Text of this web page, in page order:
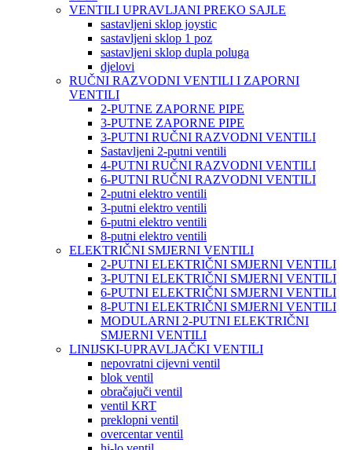
VENTILI UPRAVLJANI PREKO SAJLE
sastavljeni sklop joystic
sastavljeni sklop 1 poz
sastavljeni sklop dupla poluga
djelovi
RUČNI RAZVODNI VENTILI I ZAPORNI
VENTILI
2-PUTNE ZAPORNE PIPE
3-PUTNE ZAPORNE PIPE
3-PUTNI RUČNI RAZVODNI VENTILI
Sastavljeni 2-putni ventili
4-PUTNI RUČNI RAZVODNI VENTILI
6-PUTNI RUČNI RAZVODNI VENTILI
2-putni elektro ventili
3-putni elektro ventili
6-putni elektro ventili
8-putni elektro ventili
ELEKTRIČNI SMJERNI VENTILI
2-PUTNI ELEKTRIČNI SMJERNI VENTILI
3-PUTNI ELEKTRIČNI SMJERNI VENTILI
6-PUTNI ELEKTRIČNI SMJERNI VENTILI
8-PUTNI ELEKTRIČNI SMJERNI VENTILI
MODULARNI 2-PUTNI ELEKTRIČNI
SMJERNI VENTILI
LINIJSKI-UPRAVLJAČKI VENTILI
nepovratni cijevni ventil
blok ventil
obračajuči ventil
ventil KRT
preklopni ventil
overcentar ventil